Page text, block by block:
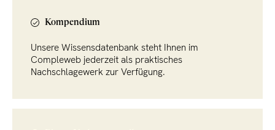
Kompendium
Unsere Wissensdatenbank steht Ihnen im
Compleweb jederzeit als praktisches
Nachschlagewerk zur Verfügung.